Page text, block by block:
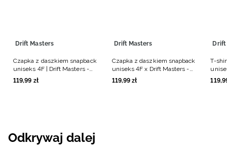
Drift Masters
Czapka z daszkiem snapback
uniseks 4F | Drift Masters -
czarna
119,99 zł
Drift Masters
Czapka z daszkiem snapback
uniseks 4F x Drift Masters -
czarna
119,99 zł
Drift
T-
biały
119,
Odkrywaj dalej